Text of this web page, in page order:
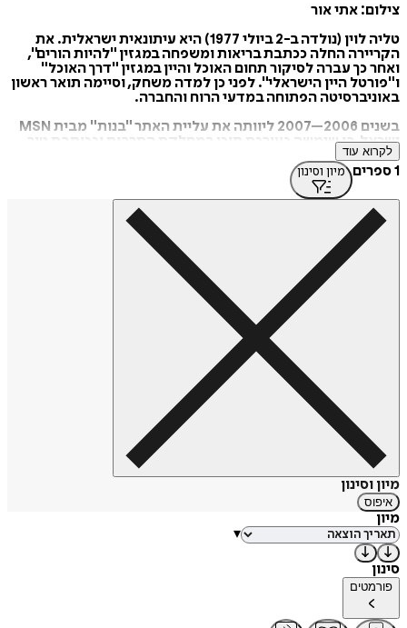
צילום: אתי אור
טליה לוין (נולדה ב-2 ביולי 1977) היא עיתונאית ישראלית. את
הקריירה החלה ככתבת בריאות ומשפחה במגזין "להיות הורים",
ואחר כך עברה לסיקור תחום האוכל והיין במגזין "דרך האוכל"
ו"פורטל היין הישראלי". לפני כן למדה משחק, וסיימה תואר ראשון
באוניברסיטה הפתוחה במדעי הרוח והחברה.
בשנים 2006–2007 ליוותה את עליית האתר "בנות" מבית MSN
ישראל, בו שימשה כעורכת תוכן במחלקת התרבות וככותבת טור
אישי.
בסוף שנת 2012 עם הקמתו של עיתון "סופהשבוע", לימים מעריב
השבוע, הצטרפה לנבחרת הכותבים של העיתון, בטור אישי
המתפרסם בכל יום שישי, וככתבת המגזין הקבועה של המוסף.
החל מ-2019 היא משמשת גם ככתבת מגזין בעיתון ג'רוזלם פוסט.
בשנת 2017 שימשה כמנחה אורחת בתוכנית "אי זוגי" עם ניר
קיפניס ברדיו תל אביב.
ב-2021 יצא ספר הביכורים שלה, רומן רומנטי בשם "מבוכים", אותו
הוציאה בהוצאה עצמית.
לקרוא עוד
1 ספרים מיון וסינון
מיון וסינון
איפוס
מיון
▾
סינון
פורמטים